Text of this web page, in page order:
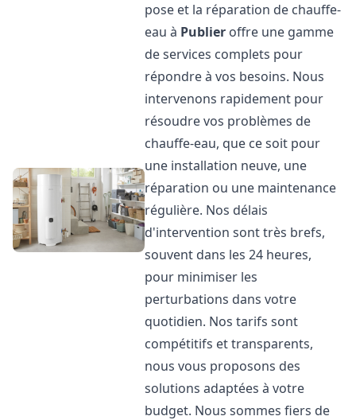
pose et la réparation de chauffe-
eau à Publier offre une gamme
de services complets pour
répondre à vos besoins. Nous
intervenons rapidement pour
résoudre vos problèmes de
chauffe-eau, que ce soit pour
une installation neuve, une
réparation ou une maintenance
régulière. Nos délais
d'intervention sont très brefs,
souvent dans les 24 heures,
pour minimiser les
perturbations dans votre
quotidien. Nos tarifs sont
compétitifs et transparents,
nous vous proposons des
solutions adaptées à votre
budget. Nous sommes fiers de